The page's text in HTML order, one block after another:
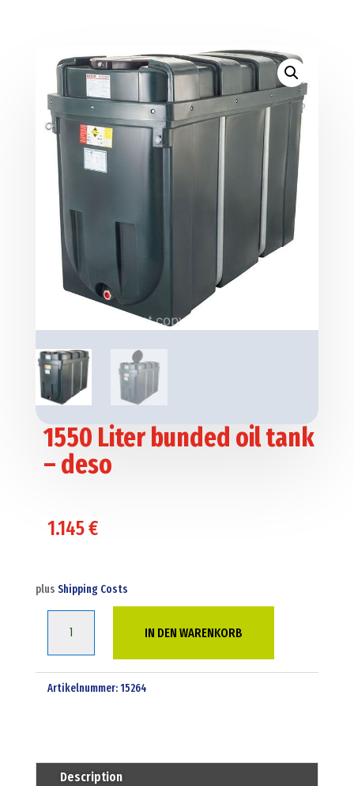
1550 Liter bunded oil tank
– deso
1.145€
plus Shipping Costs
oil
Menge
IN DEN WARENKORB
Artikelnummer:15264
Description